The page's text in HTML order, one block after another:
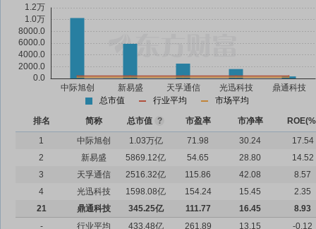
总市值 行业平均 市场平均
排名 简称 总市值 ? 市盈率 市净率
1
中际旭创 1.03万亿 71.98 30.24
17.54
2
新易盛 5869.12亿 54.65 28.80
14.52
3
天孚通信 2516.32亿 115.86 42.08
8.57
4
光迅科技 1598.08亿 154.24 15.45
2.35
21
鼎通科技 345.25亿 111.77 16.45
8.93
-
行业平均 433.48亿 261.89 13.15
-0.12